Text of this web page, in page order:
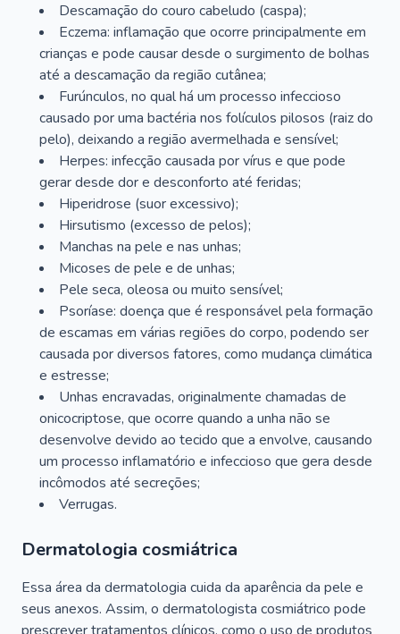
Descamação do couro cabeludo (caspa);
Eczema: inflamação que ocorre principalmente em
crianças e pode causar desde o surgimento de bolhas
até a descamação da região cutânea;
Furúnculos, no qual há um processo infeccioso
causado por uma bactéria nos folículos pilosos (raiz do
pelo), deixando a região avermelhada e sensível;
Herpes: infecção causada por vírus e que pode
gerar desde dor e desconforto até feridas;
Hiperidrose (suor excessivo);
Hirsutismo (excesso de pelos);
Manchas na pele e nas unhas;
Micoses de pele e de unhas;
Pele seca, oleosa ou muito sensível;
Psoríase: doença que é responsável pela formação
de escamas em várias regiões do corpo, podendo ser
causada por diversos fatores, como mudança climática
e estresse;
Unhas encravadas, originalmente chamadas de
onicocriptose, que ocorre quando a unha não se
desenvolve devido ao tecido que a envolve, causando
um processo inflamatório e infeccioso que gera desde
incômodos até secreções;
Verrugas.
Dermatologia cosmiátrica
Essa área da dermatologia cuida da aparência da pele e
seus anexos. Assim, o dermatologista cosmiátrico pode